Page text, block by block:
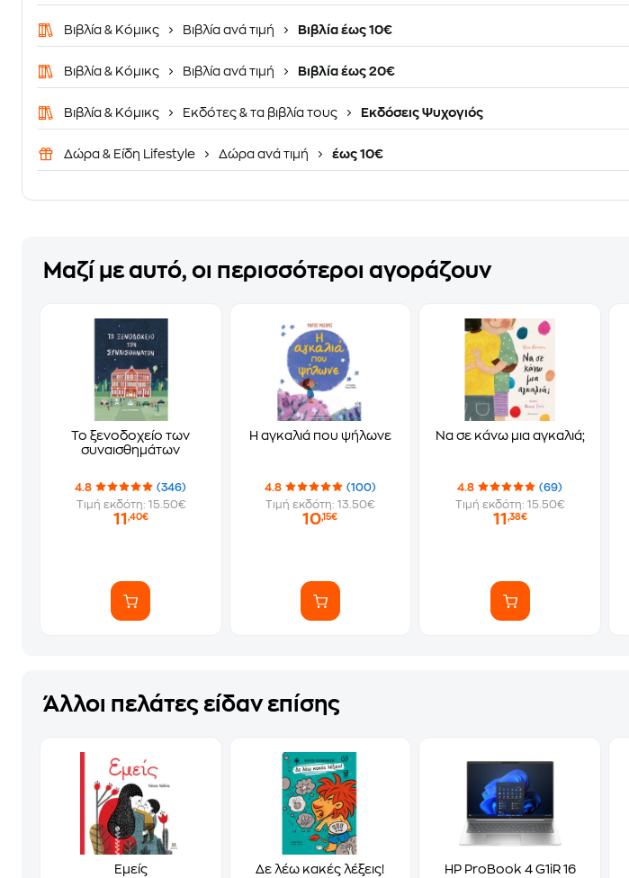
Βιβλία & Κόμικς Βιβλία ανά τιμή Βιβλία έως 10€
Βιβλία & Κόμικς Βιβλία ανά τιμή Βιβλία έως 20€
Βιβλία & Κόμικς Εκδότες & τα βιβλία τους Εκδόσεις Ψυχογιός
Δώρα & Είδη Lifestyle Δώρα ανά τιμή έως 10€
Μαζί με αυτό, οι περισσότεροι αγοράζουν
Το ξενοδοχείο των
συναισθημάτων
4.8
(346)
Τιμή εκδότη: 15.50€
11 ,40€
Η αγκαλιά που ψήλωνε
4.8
(100)
Τιμή εκδότη: 13.50€
10,15€
Να σε κάνω μια αγκαλιά;
4.8
(69)
Τιμή εκδότη: 15.50€
11 ,38€
Άλλοι πελάτες είδαν επίσης
Εμείς Δε λέω κακές λέξεις!
HP ProBook 4 G1iR 16